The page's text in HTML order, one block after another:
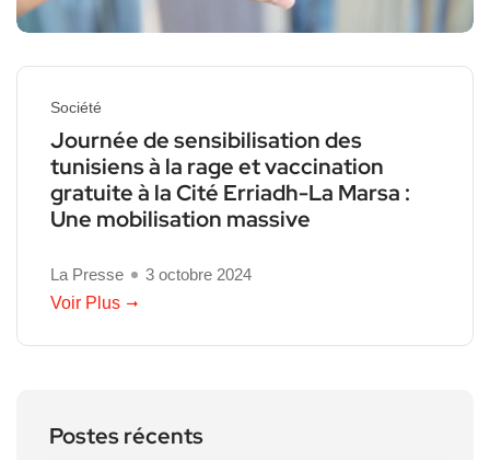
Société
Journée de sensibilisation des
tunisiens à la rage et vaccination
gratuite à la Cité Erriadh-La Marsa :
Une mobilisation massive
La Presse
3 octobre 2024
Voir Plus
Postes récents